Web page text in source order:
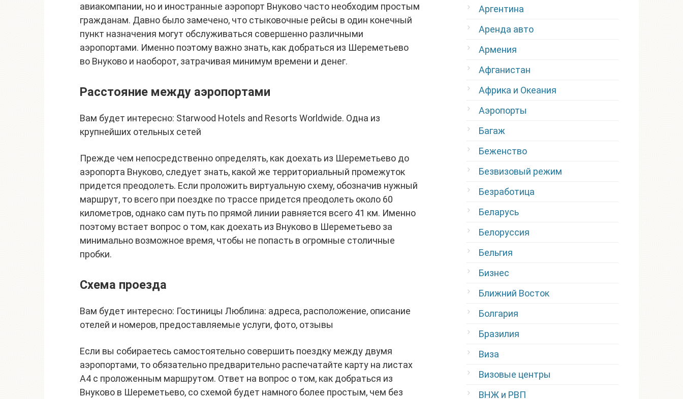
авиакомпании, но и иностранные аэропорт Внуково часто необходим простым
гражданам. Давно было замечено, что стыковочные рейсы в один конечный
пункт назначения могут обслуживаться совершенно различными
аэропортами. Именно поэтому важно знать, как добраться из Шереметьево
во Внуково и наоборот, затрачивая минимум времени и денег.
Расстояние между аэропортами
Вам будет интересно: Starwood Hotels and Resorts Worldwide. Одна из
крупнейших отельных сетей
Прежде чем непосредственно определять, как доехать из Шереметьево до
аэропорта Внуково, следует знать, какой же территориальный промежуток
придется преодолеть. Если проложить виртуальную схему, обозначив нужный
маршрут, то всего при поездке по трассе придется преодолеть около 60
километров, однако сам путь по прямой линии равняется всего 41 км. Именно
поэтому встает вопрос о том, как доехать из Внуково в Шереметьево за
минимально возможное время, чтобы не попасть в огромные столичные
пробки.
Схема проезда
Вам будет интересно: Гостиницы Люблина: адреса, расположение, описание
отелей и номеров, предоставляемые услуги, фото, отзывы
Если вы собираетесь самостоятельно совершить поездку между двумя
аэропортами, то обязательно предварительно распечатайте карту на листах
А4 с проложенным маршрутом. Ответ на вопрос о том, как добраться из
Внуково в Шереметьево, со схемой будет намного более простым, чем без
Аргентина
Аренда авто
Армения
Афганистан
Африка и Океания
Аэропорты
Багаж
Беженство
Безвизовый режим
Безработица
Беларусь
Белоруссия
Бельгия
Бизнес
Ближний Восток
Болгария
Бразилия
Виза
Визовые центры
ВНЖ и РВП